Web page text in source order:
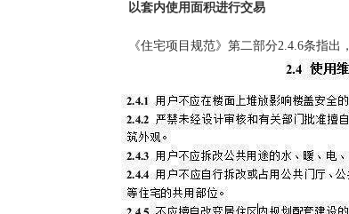
以套内使用面积进行交易
《住宅项目规范》第二部分2.4.6条指出，